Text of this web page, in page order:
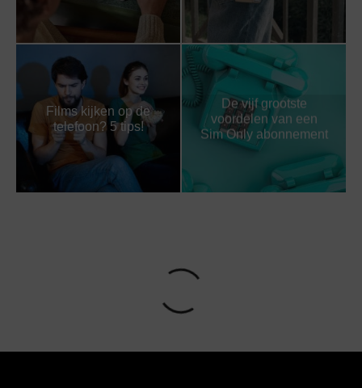
Films kijken op de
telefoon? 5 tips!
De vijf grootste
voordelen van een
Sim Only abonnement